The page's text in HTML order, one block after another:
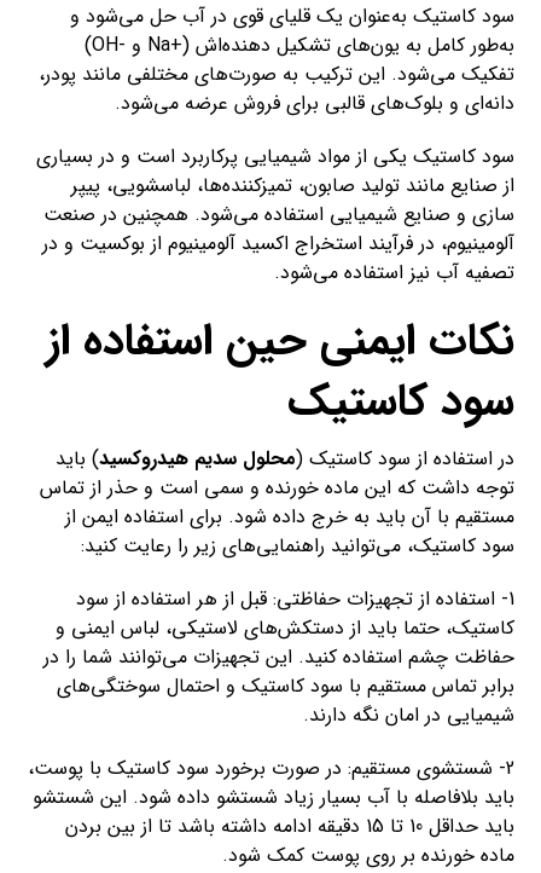
سود کاستیک به‌عنوان یک قلیای قوی در آب حل می‌شود و
به‌طور کامل به یون‌های تشکیل دهنده‌اش (+Na و -OH)
تفکیک می‌شود. این ترکیب به صورت‌های مختلفی مانند پودر،
دانه‌ای و بلوک‌های قالبی برای فروش عرضه می‌شود.
سود کاستیک یکی از مواد شیمیایی پرکاربرد است و در بسیاری
از صنایع مانند تولید صابون، تمیزکننده‌ها، لباسشویی، پیپر
سازی و صنایع شیمیایی استفاده می‌شود. همچنین در صنعت
آلومینیوم، در فرآیند استخراج اکسید آلومینیوم از بوکسیت و در
تصفیه آب نیز استفاده می‌شود.
نکات ایمنی حین استفاده از
سود کاستیک
در استفاده از سود کاستیک (محلول سدیم هیدروکسید) باید
توجه داشت که این ماده خورنده و سمی است و حذر از تماس
مستقیم با آن باید به خرج داده شود. برای استفاده ایمن از
سود کاستیک، می‌توانید راهنمایی‌های زیر را رعایت کنید:
1- استفاده از تجهیزات حفاظتی: قبل از هر استفاده از سود
کاستیک، حتما باید از دستکش‌های لاستیکی، لباس ایمنی و
حفاظت چشم استفاده کنید. این تجهیزات می‌توانند شما را در
برابر تماس مستقیم با سود کاستیک و احتمال سوختگی‌های
شیمیایی در امان نگه دارند.
2- شستشوی مستقیم: در صورت برخورد سود کاستیک با پوست،
باید بلافاصله با آب بسیار زیاد شستشو داده شود. این شستشو
باید حداقل 10 تا 15 دقیقه ادامه داشته باشد تا از بین بردن
ماده خورنده بر روی پوست کمک شود.